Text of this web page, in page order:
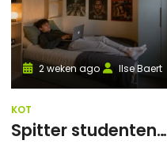
Ilse Baert
2 weken ago
KOT
Spitter studentenkamer 1.13